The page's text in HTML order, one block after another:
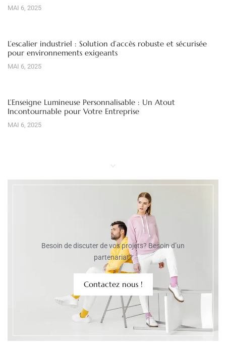
MAI 6, 2025
L’escalier industriel : Solution d’accès robuste et sécurisée
pour environnements exigeants
MAI 6, 2025
L’Enseigne Lumineuse Personnalisable : Un Atout
Incontournable pour Votre Entreprise
MAI 6, 2025
Besoin de discuter de vos projets? Besoin d’un
partenariat?
Contactez nous !